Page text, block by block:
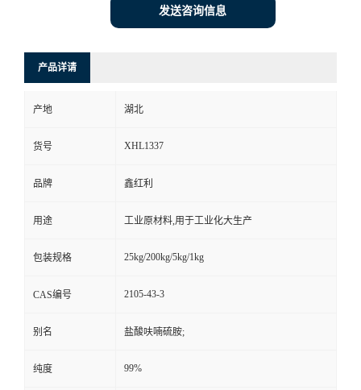
发送咨询信息
产品详请
产地 湖北
货号 XHL1337
品牌 鑫红利
用途 工业原材料,用于工业化大生产
包装规格 25kg/200kg/5kg/1kg
CAS编号 2105-43-3
别名 盐酸呋喃硫胺;
纯度 99%